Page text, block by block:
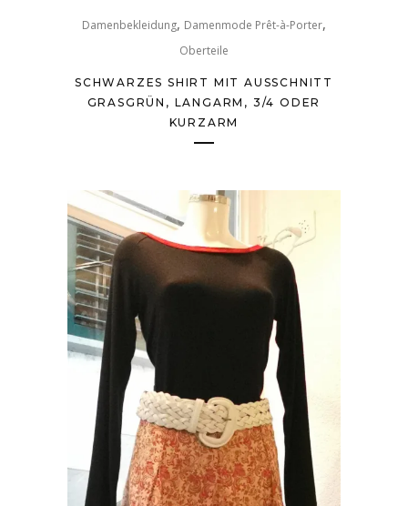
Damenbekleidung, Damenmode Prêt-à-Porter,
Oberteile
SCHWARZES SHIRT MIT AUSSCHNITT
GRASGRÜN, LANGARM, 3/4 ODER
KURZARM